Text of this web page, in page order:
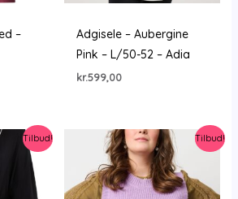
–
Adgisele – Aubergine
Pink – L/50-52 – Adia
kr.599,00
Tilbud! Tilbud!